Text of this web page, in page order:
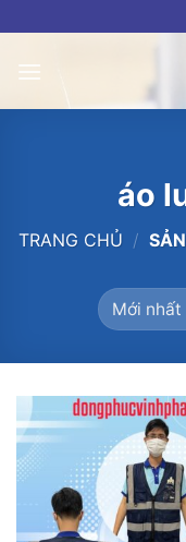
to
content
áo
TRANG CHỦ /